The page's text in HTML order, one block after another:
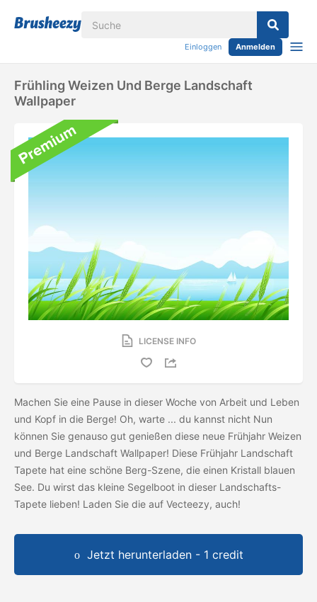
Einloggen Anmelden
Frühling Weizen Und Berge Landschaft
Wallpaper
LICENSE INFO
Machen Sie eine Pause in dieser Woche von Arbeit und Leben
und Kopf in die Berge! Oh, warte ... du kannst nicht Nun
können Sie genauso gut genießen diese neue Frühjahr Weizen
und Berge Landschaft Wallpaper! Diese Frühjahr Landschaft
Tapete hat eine schöne Berg-Szene, die einen Kristall blauen
See. Du wirst das kleine Segelboot in dieser Landschafts-
Tapete lieben! Laden Sie die auf Vecteezy, auch!
Jetzt herunterladen - 1 credit